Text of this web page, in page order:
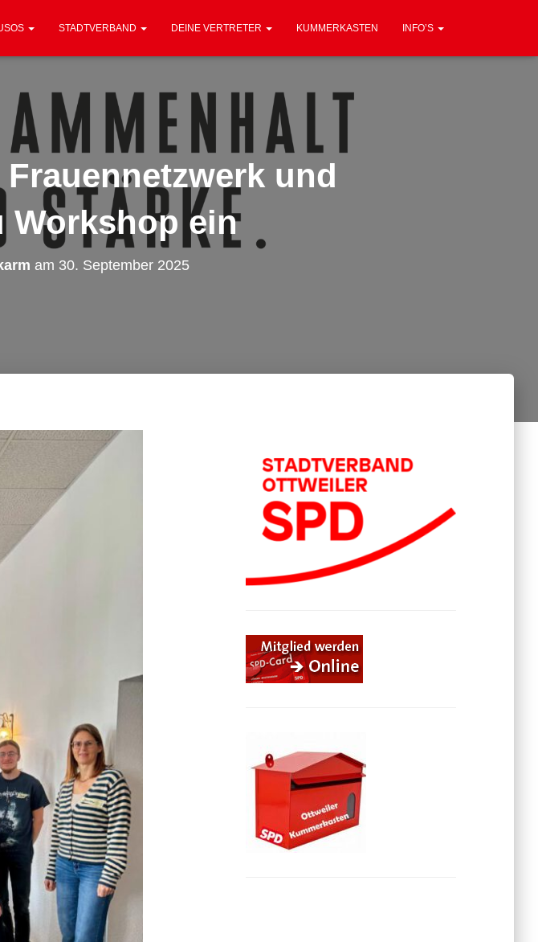
STADTVERBAND DEINE VERTRETER KUMMERKASTEN INFO’S
und
Workshop ein
am 30. September 2025